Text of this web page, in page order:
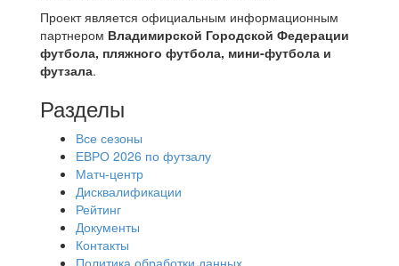
Проект является официальным информационным
партнером Владимирской Городской Федерации
футбола, пляжного футбола, мини-футбола и
футзала.
Разделы
Все сезоны
ЕВРО 2026 по футзалу
Матч-центр
Дисквалификации
Рейтинг
Документы
Контакты
Политика обработки данных